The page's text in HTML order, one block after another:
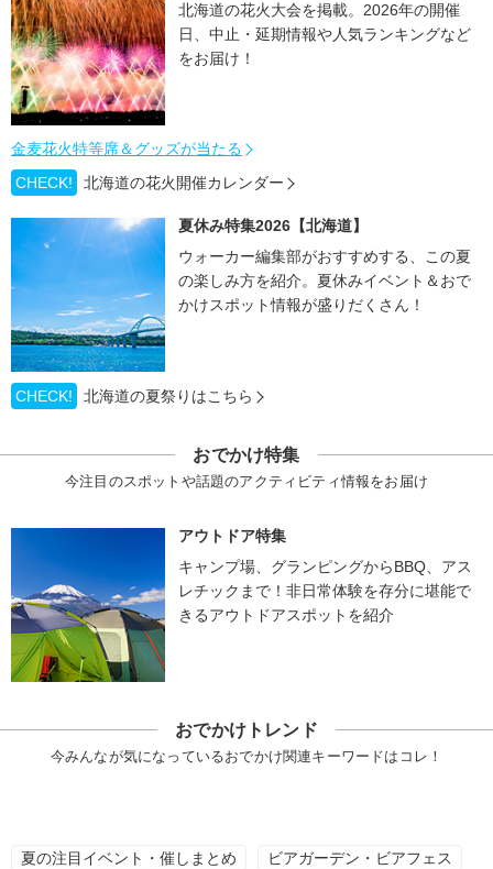
北海道の花火大会を掲載。2026年の開催
日、中止・延期情報や人気ランキングなど
をお届け！
金麦花火特等席＆グッズが当たる
CHECK!
北海道の花火開催カレンダー
夏休み特集2026【北海道】
ウォーカー編集部がおすすめする、この夏
の楽しみ方を紹介。夏休みイベント＆おで
かけスポット情報が盛りだくさん！
CHECK! 北海道の夏祭りはこちら
おでかけ特集
今注目のスポットや話題のアクティビティ情報をお届け
アウトドア特集
キャンプ場、グランピングからBBQ、アス
レチックまで！非日常体験を存分に堪能で
きるアウトドアスポットを紹介
おでかけトレンド
今みんなが気になっているおでかけ関連キーワードはコレ！
夏の注目イベント・催しまとめ ビアガーデン・ビアフェス